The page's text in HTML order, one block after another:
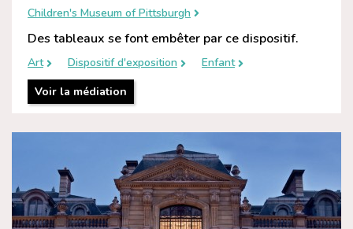
Children's Museum of Pittsburgh
Des tableaux se font embêter par ce dispositif.
Art Dispositif d'exposition
Enfant
Voir la médiation